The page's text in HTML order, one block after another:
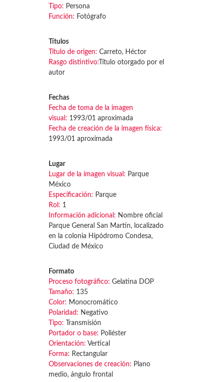
Tipo: Persona
Función: Fotógrafo
Títulos
Título de origen: Carreto, Héctor
Rasgo distintivo: Título otorgado por el
autor
Fechas
Fecha de toma de la imagen
visual: 1993/01 aproximada
Fecha de creación de la imagen física:
1993/01 aproximada
Lugar
Lugar de la imagen visual: Parque
México
Especificación: Parque
Rol: 1
Información adicional: Nombre oficial
Parque General San Martín, localizado
en la colonia Hipódromo Condesa,
Ciudad de México
Formato
Proceso fotográfico: Gelatina DOP
Tamaño: 135
Color: Monocromático
Polaridad: Negativo
Tipo: Transmisión
Portador o base: Poliéster
Orientación: Vertical
Forma: Rectangular
Observaciones de creación: Plano
medio, ángulo frontal